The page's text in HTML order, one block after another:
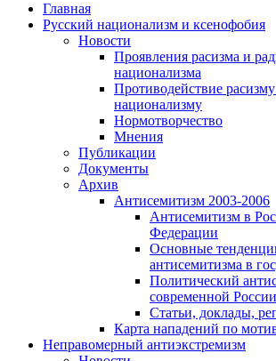
Главная
Русский национализм и ксенофобия
Новости
Проявления расизма и
национализма
Противодействие
национализму
Нормотворчество
Мнения
Публикации
Документы
Архив
Антисемитизм 2003-2006
Антисемитизм в
Федерации
Основные
антисемитизма в
Политический
современной России
Статьи, доклады,
Карта нападений по
Неправомерный антиэкстремизм